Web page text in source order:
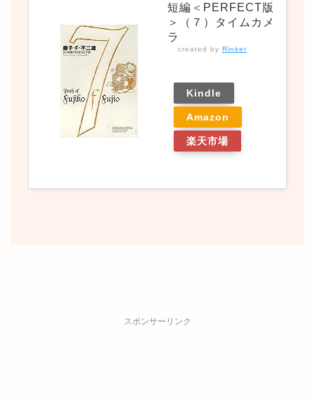
短編＜PERFECT版
＞（７）タイムカメ
ラ
created by Rinker
Kindle
Amazon
楽天市場
スポンサーリンク